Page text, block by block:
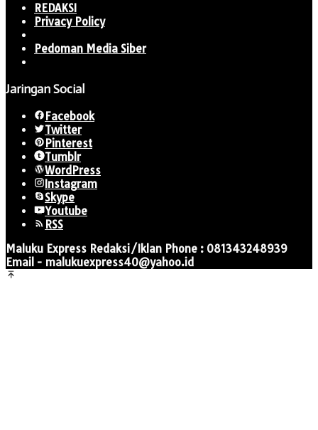
REDAKSI
Privacy Policy
Pedoman Media Siber
Jaringan Social
Facebook
Twitter
Pinterest
Tumblr
WordPress
Instagram
Skype
Youtube
RSS
Maluku Express Redaksi/Iklan Phone : 081343248939
Email - malukuexpress40@yahoo.id